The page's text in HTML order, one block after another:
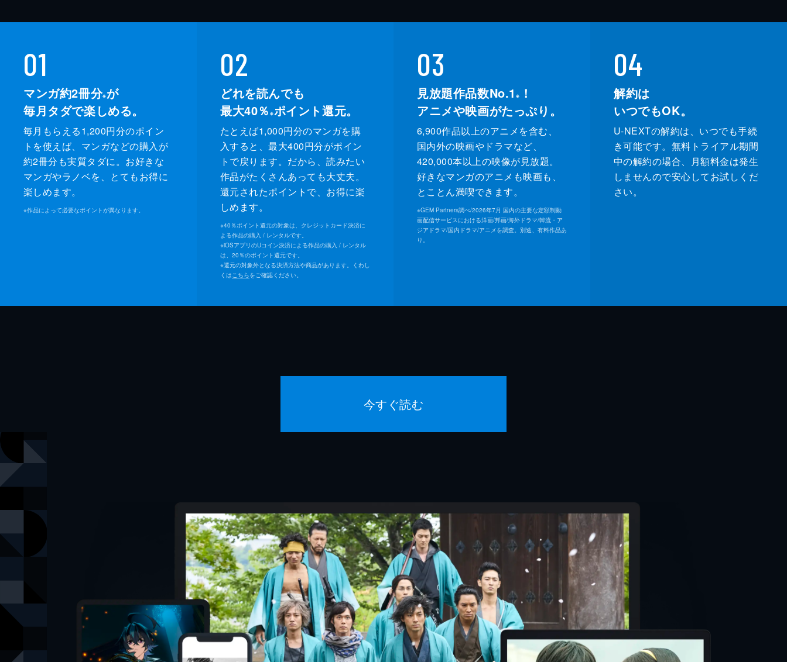
01
マンガ約2冊分※が
毎月タダで楽しめる。
毎月もらえる1,200円分のポイン
トを使えば、マンガなどの購入が
約2冊分も実質タダに。お好きな
マンガやラノベを、とてもお得に
楽しめます。
※作品によって必要なポイントが異なります。
02
どれを読んでも
最大40％ ※ポイント還元。
たとえば1,000円分のマンガを購
入すると、最大400円分がポイン
トで戻ります。だから、読みたい
作品がたくさんあっても大丈夫。
還元されたポイントで、お得に楽
しめます。
※40％ポイント還元の対象は、クレジットカード決済に
よる作品の購入 / レンタルです。
※iOSアプリのUコイン決済による作品の購入 / レンタル
は、20％のポイント還元です。
※還元の対象外となる決済方法や商品があります。くわし
くはこちらをご確認ください。
03
見放題作品数No.1 ※
！
アニメや映画がたっぷり。
6,900作品以上のアニメを含む、
国内外の映画やドラマなど、
420,000本以上の映像が見放題。
好きなマンガのアニメも映画も、
とことん満喫できます。
※GEM Partners調べ/2026年7⽉ 国内の主要な定額制動
画配信サービスにおける洋画/邦画/海外ドラマ/韓流・ア
ジアドラマ/国内ドラマ/アニメを調査。別途、有料作品あ
り。
04
解約は
いつでもOK。
U-NEXTの解約は、いつでも手続
き可能です。無料トライアル期間
中の解約の場合、月額料金は発生
しませんので安心してお試しくだ
さい。
今すぐ読む